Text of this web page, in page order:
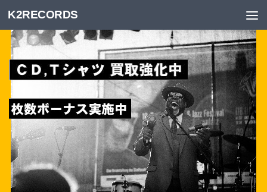
Skip to content
K2RECORDS